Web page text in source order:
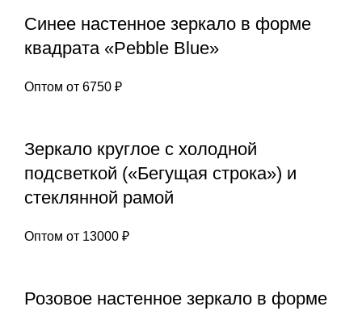
Синее настенное зеркало в форме
квадрата «Pebble Blue»
Оптом от 6750 ₽
Зеркало круглое с холодной
подсветкой («Бегущая строка») и
стеклянной рамой
Оптом от 13000 ₽
Розовое настенное зеркало в форме